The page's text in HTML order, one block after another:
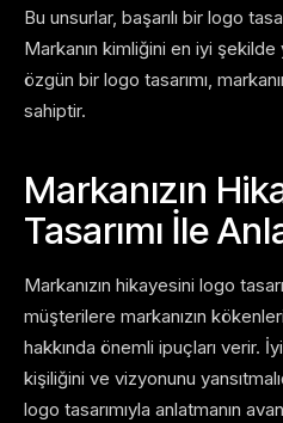
Bu unsurlar, başarılı bir logo
Markanın kimliğini en iyi şekilde
özgün bir logo tasarımı,
sahiptir.
Markanızın
Tasarımı İle
Markanızın hikayesini logo
müşterilere markanızın
hakkında önemli ipuçları verir.
kişiliğini ve vizyonunu
logo tasarımıyla anlatmanın